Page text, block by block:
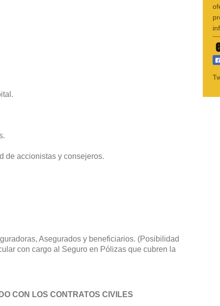
de accionistas y consejeros.
Asegurados y beneficiarios. (Posibilidad
con cargo al Seguro en Pólizas que cubren la
CON LOS CONTRATOS CIVILES